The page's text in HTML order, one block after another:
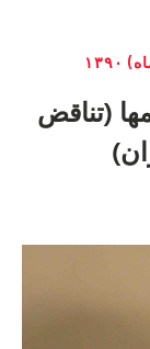
۷-۳-۹۰ -خانمها (تناقض